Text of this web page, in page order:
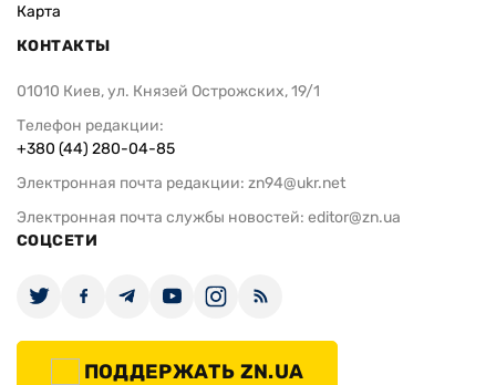
Карта
КОНТАКТЫ
01010 Киев, ул. Князей Острожских, 19/1
Телефон редакции:
+380 (44) 280-04-85
Электронная почта редакции: zn94@ukr.net
Электронная почта службы новостей: editor@zn.ua
СОЦСЕТИ
ПОДДЕРЖАТЬ ZN.UA